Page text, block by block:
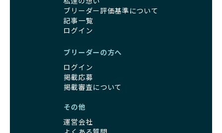
管理体制、社会性の取り組みといった客観的なデータを基に
安心して子犬を選ぶことができます。
子犬のお迎えまでのやりとりに不安を感じる方も多いかもし
れませんが、BreederFamiliesならその心配は無用です。
運営チームがブリーダーとのやりとりを全面的にサポートし
ます。不明点やトラブルが発生した場合も迅速に対応するた
め、安心してお迎え準備を進められます。
さらに、LINEでの無料相談も提供しており、気軽に質問でき
るのもBreederFamiliesならではの魅力です。
BreederFamiliesは、厳しい基準と徹底した審査プロセスを
通じて「ワンちゃんに優しい世界を創る」ことを目指してい
ます。単なる仲介サービスを超え、ワンちゃんの健康と幸
他の犬との遊び、人や日常的な家庭環境への慣れを促すこと
で社会化を進めています。これにより、新しい家族に迎えら
れた後もストレスなく過ごせるようサポートします。
営利優先ブリーダーは、母犬から早期に分離し、ケージ内で
う機会が少なく、社会性が十分に育たないことがあります。
こうしたワンちゃんは、家庭環境に適応しづらくなるリスク
「社会化にこだわる」の詳細はこちら
出産は母犬にとって大きな負担がかかる命がけの行為であ
り、その健康状態が子犬にも影響を与えます。出産時に母犬
が健康であることは、母犬自身の負担を軽減するだけでな
ブリーダー評価基準について
記事一覧
ログイン
ブリーダーの方へ
ログイン
掲載応募
掲載審査について
その他
運営会社